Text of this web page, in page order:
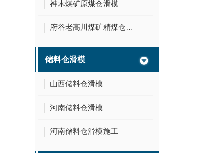
神木煤矿原煤仓滑模
府谷老高川煤矿精煤仓滑模
储料仓滑模
山西储料仓滑模
河南储料仓滑模
河南储料仓滑模施工